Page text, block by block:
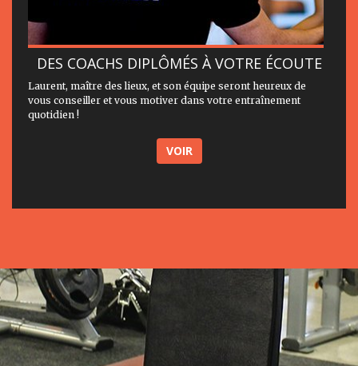
DES COACHS DIPLÔMÉS À VOTRE ÉCOUTE
Laurent, maître des lieux, et son équipe seront heureux de
vous conseiller et vous motiver dans votre entraînement
quotidien !
VOIR